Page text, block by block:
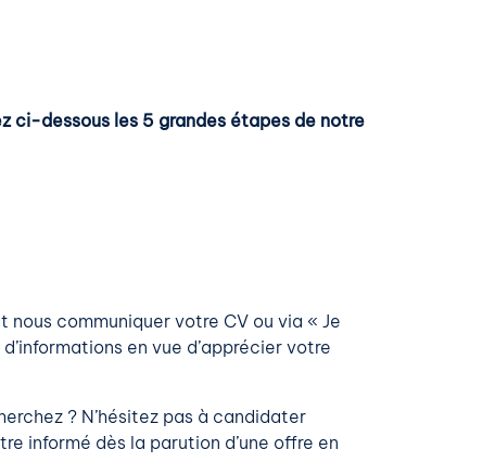
ci-dessous les 5 grandes étapes de notre
communiquer votre CV ou via « Je
en vue d’apprécier votre
? N’hésitez pas à candidater
informé dès la parution d’une offre en